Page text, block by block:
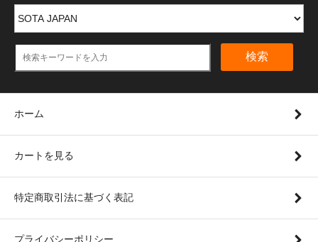
検索
ホーム
カートを見る
特定商取引法に基づく表記
プライバシーポリシー